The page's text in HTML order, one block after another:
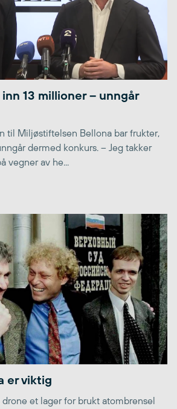
13 millioner – unngår
til Miljøstiftelsen Bellona bar frukter,
dermed konkurs. – Jeg takker
vegner av he...
er viktig
drone et lager for brukt atombrensel